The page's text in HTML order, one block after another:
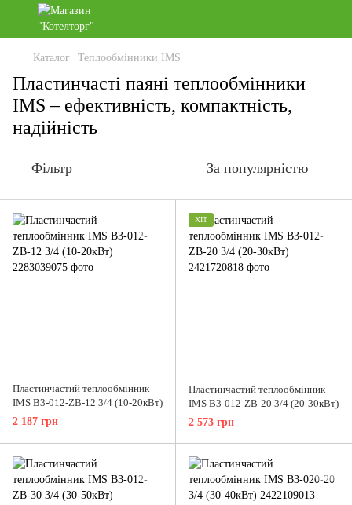
Каталог Теплообмінники IMS
Пластинчасті паяні теплообмінники
IMS – ефективність, компактність,
надійність
Фільтр За популярністю
Пластинчастий теплообмінник
IMS В3-012-ZB-12 3/4 (10-20кВт)
2 187 грн
ХІТ
Пластинчастий теплообмінник
IMS В3-012-ZB-20 3/4 (20-30кВт)
2 573 грн